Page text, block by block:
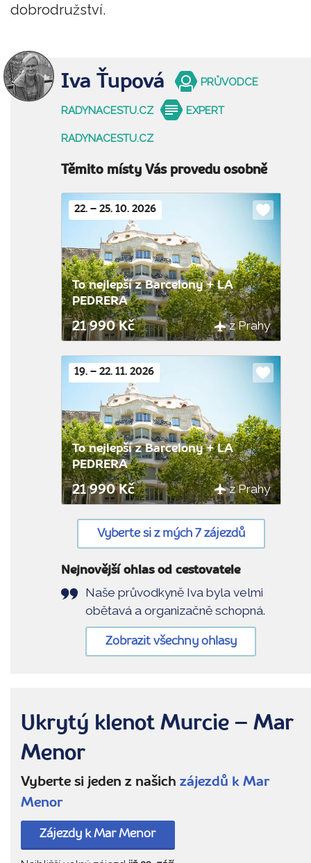
dobrodružství.
Iva Ťupová PRŮVODCE
RADYNACESTU.CZ EXPERT
RADYNACESTU.CZ
Těmito místy Vás provedu osobně
22. – 25. 10. 2026
Do
To nejlepší z Barcelony + LA
PEDRERA
21 990 Kč z Prahy
19. – 22. 11. 2026
Do
To nejlepší z Barcelony + LA
PEDRERA
21 990 Kč z Prahy
Vyberte si z mých 7 zájezdů
Nejnovější ohlas od cestovatele
Naše průvodkyně Iva byla velmi
obětavá a organizačně schopná.
Zobrazit všechny ohlasy
Ukrytý klenot Murcie – Mar
Menor
Vyberte si jeden z našich zájezdů k Mar
Menor
Zájezdy k Mar Menor